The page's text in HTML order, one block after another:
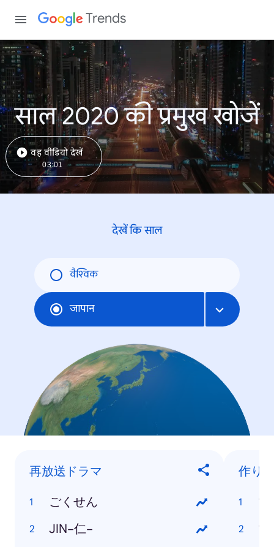
Trends
साल 2020 की प्रमुख खोजें
वह वीडियो देखें
03:01
देखें कि साल
वैश्विक
जापान
再放送ドラマ
ごくせん
JIN−仁−
作り
マ
マ